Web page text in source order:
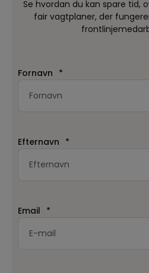
Se hvordan du kan spare tid,
fair vagtplaner, der
Fornavn *
Efternavn *
Email *